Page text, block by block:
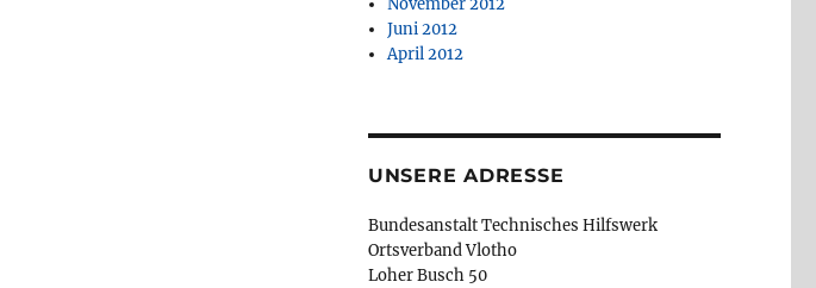
November 2012
Juni 2012
April 2012
UNSERE ADRESSE
Bundesanstalt Technisches Hilfswerk
Ortsverband Vlotho
Loher Busch 50